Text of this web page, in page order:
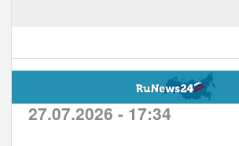
27.07.2026 - 17:34